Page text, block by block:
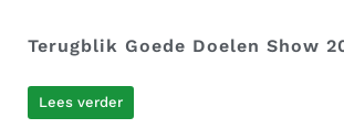
Terugblik Goede Doelen Show
Lees verder